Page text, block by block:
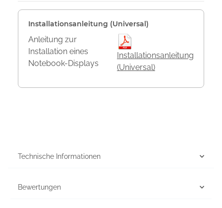
Installationsanleitung (Universal)
Anleitung zur
Installation eines
Notebook-Displays
Installationsanleitung
(Universal)
Technische Informationen
Bewertungen